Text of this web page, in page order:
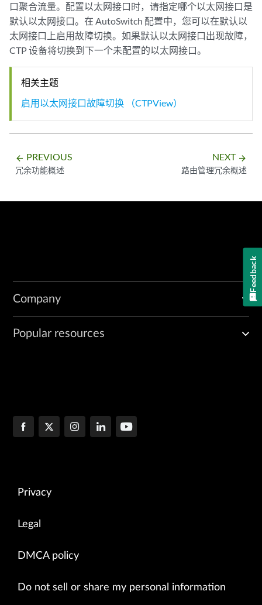
口聚合流量。配置以太网接口时，请指定哪个以太网接口是
默认以太网接口。在 AutoSwitch 配置中，您可以在默认以
太网接口上启用故障切换。如果默认以太网接口出现故障，
CTP 设备将切换到下一个未配置的以太网接口。
相关主题
启用以太网接口故障切换 （CTPView）
arrow_backward PREVIOUS
冗余功能概述
NEXT arrow_forward
路由管理冗余概述
Company
Popular resources
Privacy
Legal
DMCA policy
Do not sell or share my personal information
Feedback